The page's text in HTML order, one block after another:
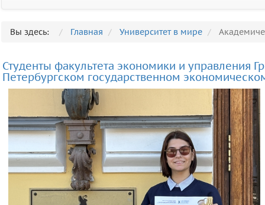
Вы здесь: Главная Университет в мире
Студенты факультета экономики и управления
Петербургском государственном